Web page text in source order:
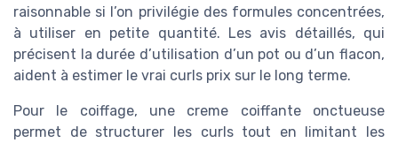
raisonnable si l’on privilégie des formules concentrées,
à utiliser en petite quantité. Les avis détaillés, qui
précisent la durée d’utilisation d’un pot ou d’un flacon,
aident à estimer le vrai curls prix sur le long terme.
Pour le coiffage, une creme coiffante onctueuse
permet de structurer les curls tout en limitant les